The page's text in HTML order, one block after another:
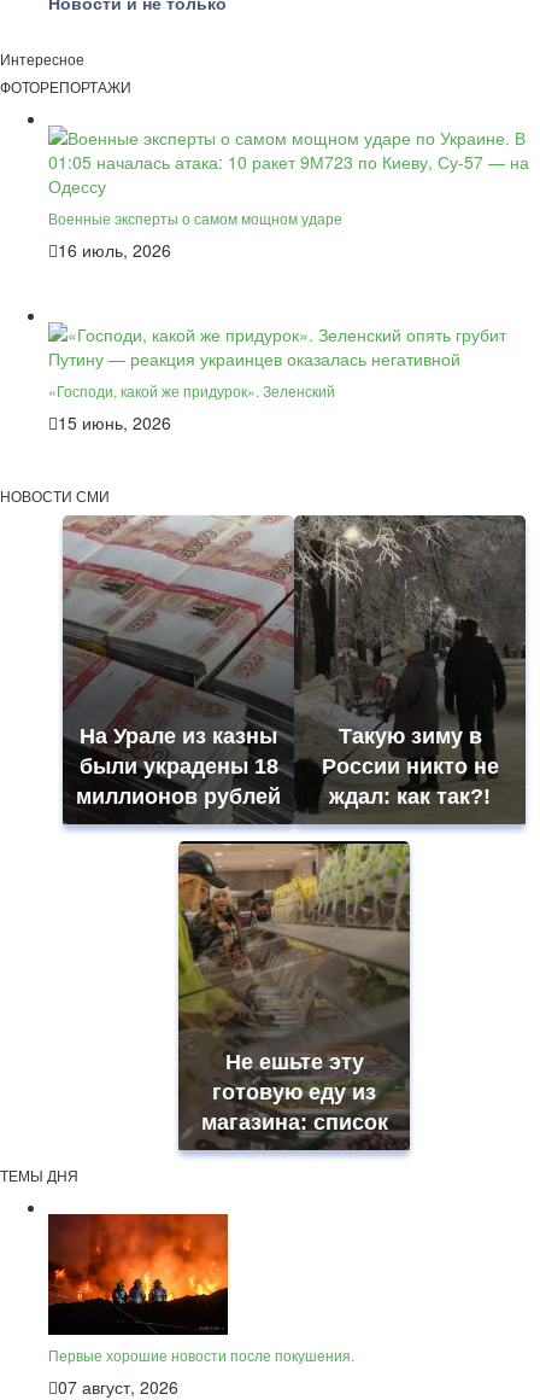
Интересное
ФОТОРЕПОРТАЖИ
Военные эксперты о самом мощном ударе
16 июль, 2026
«Господи, какой же придурок». Зеленский
15 июнь, 2026
НОВОСТИ СМИ
На Урале из казны
были украдены 18
миллионов рублей
Такую зиму в
России никто не
ждал: как так?!
Не ешьте эту
готовую еду из
магазина: список
ТЕМЫ ДНЯ
Первые хорошие новости после покушения.
07 август, 2026